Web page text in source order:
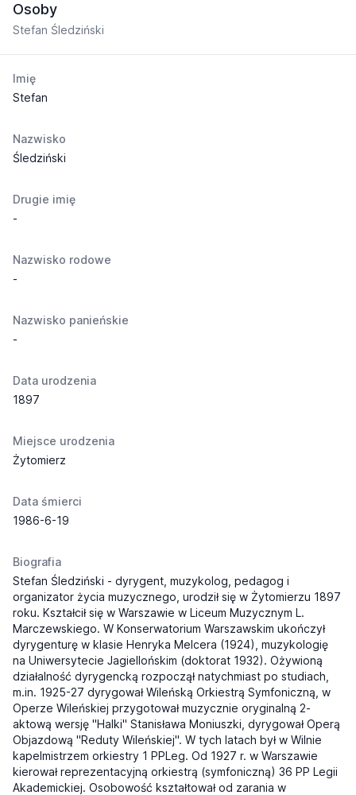
Osoby
Stefan Śledziński
Imię
Stefan
Nazwisko
Śledziński
Drugie imię
-
Nazwisko rodowe
-
Nazwisko panieńskie
-
Data urodzenia
1897
Miejsce urodzenia
Żytomierz
Data śmierci
1986-6-19
Biografia
Stefan Śledziński - dyrygent, muzykolog, pedagog i
organizator życia muzycznego, urodził się w Żytomierzu 1897
roku. Kształcił się w Warszawie w Liceum Muzycznym L.
Marczewskiego. W Konserwatorium Warszawskim ukończył
dyrygenturę w klasie Henryka Melcera (1924), muzykologię
na Uniwersytecie Jagiellońskim (doktorat 1932). Ożywioną
działalność dyrygencką rozpoczął natychmiast po studiach,
m.in. 1925-27 dyrygował Wileńską Orkiestrą Symfoniczną, w
Operze Wileńskiej przygotował muzycznie oryginalną 2-
aktową wersję "Halki" Stanisława Moniuszki, dyrygował Operą
Objazdową "Reduty Wileńskiej". W tych latach był w Wilnie
kapelmistrzem orkiestry 1 PPLeg. Od 1927 r. w Warszawie
kierował reprezentacyjną orkiestrą (symfoniczną) 36 PP Legii
Akademickiej. Osobowość kształtował od zarania w